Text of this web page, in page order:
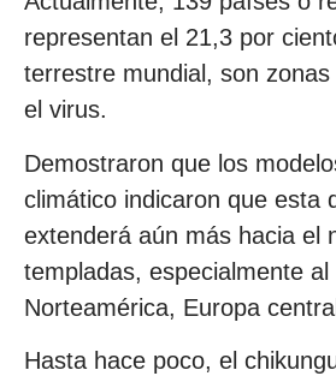
representan el 21,3 por
terrestre mundial, son
el virus.
Demostraron que los
climático indicaron que esta
extenderá aún más hacia el
templadas, especialmente
Norteamérica, Europa
Hasta hace poco, el